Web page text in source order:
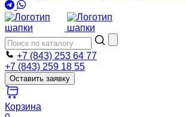
+7 (843) 253 64 77
+7 (843) 259 18 55
Оставить заявку
Корзина